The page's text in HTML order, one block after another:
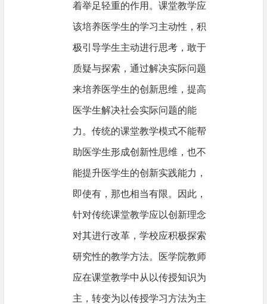
着举足轻重的作用。课堂教学应
该培养医学生的学习主动性，积
极引导学生主动进行思考，敢于
质疑与探索，通过解决实际问题
来培养医学生的创新思维，提高
医学生解决社会实际问题的能
力。传统的课堂教学模式不能帮
助医学生形成创新性思维，也不
能提升医学生的创新实践能力，
即使有，那也相当有限。因此，
针对传统课堂教学应以创新理念
对其进行改革，学校应积极探索
研究性的教学方法。医学院教师
应在课堂教学中从以传授知识为
主，转变为以传授学习方法为主